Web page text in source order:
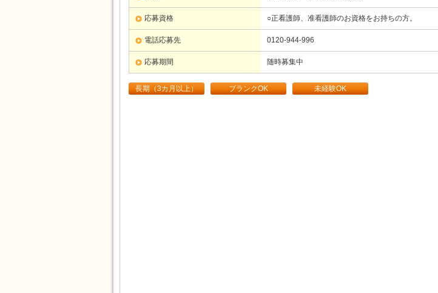
応募資格 ○正看護師、准看護師のお資格をお持ちの方。
電話応募先 0120-944-996
応募期間 随時募集中
長期（3カ月以上） ブランクOK 未経験OK